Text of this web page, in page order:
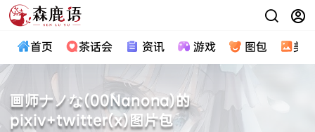
首页 茶话会 资讯 游戏 图包 美
画师ナノな(00Nanona)的
pixiv+twitter(x)图片包